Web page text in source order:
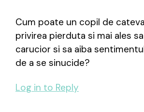
Cum poate un copil de
privirea pierduta si mai ales
carucior si sa aiba
de a se sinucide?
Log in to Reply